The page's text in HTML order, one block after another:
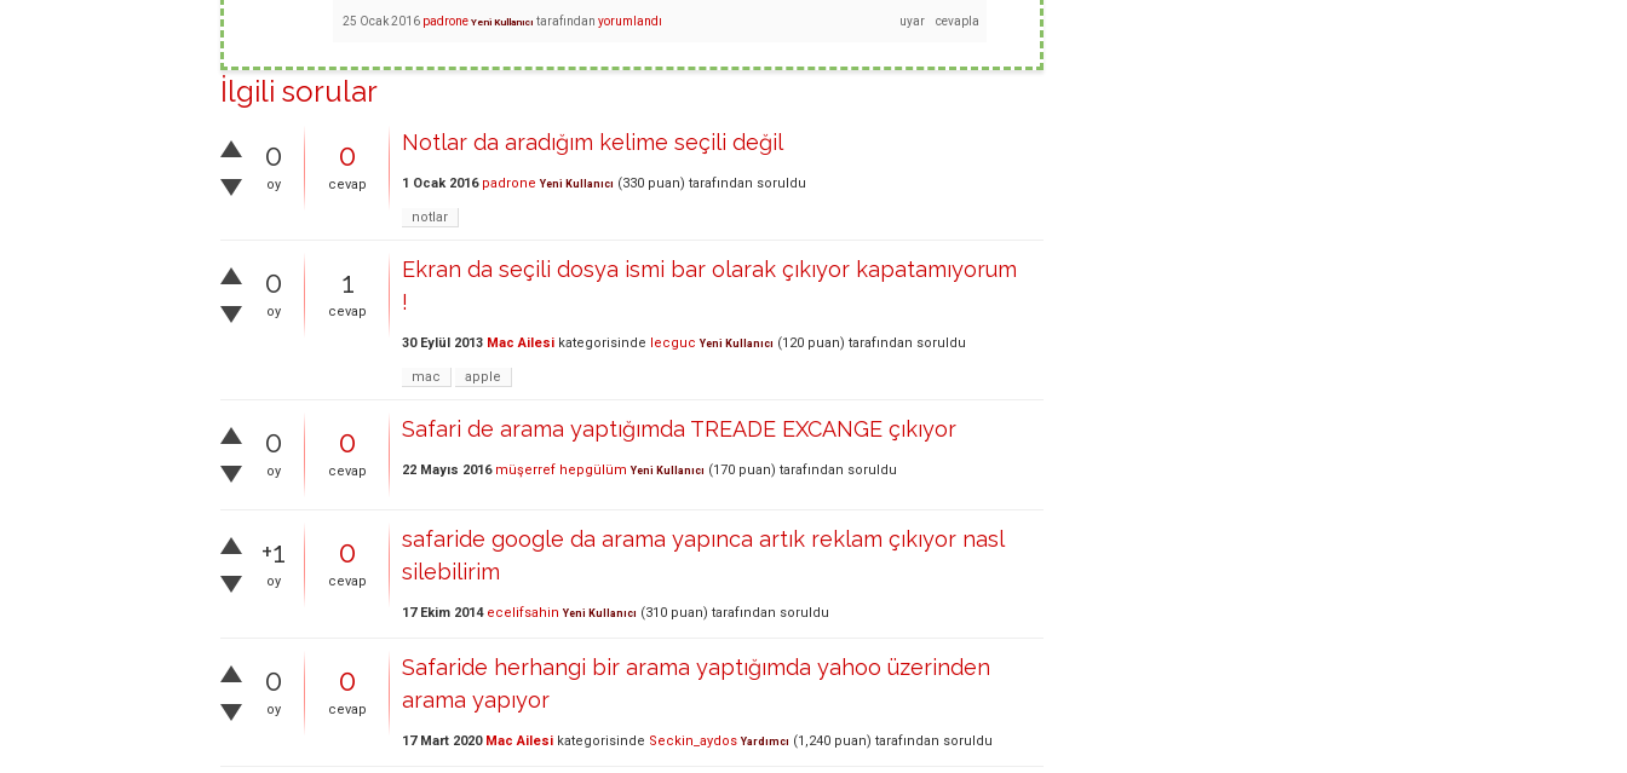
25 Ocak 2016 padrone Yeni Kullanıcı tarafından yorumlandı
İlgili sorular
0
oy
0
cevap
Notlar da aradığım kelime seçili değil
1 Ocak 2016 padrone Yeni Kullanıcı (330 puan) tarafından soruldu
notlar
0
oy
1
cevap
Ekran da seçili dosya ismi bar olarak çıkıyor kapatamıyorum
!
30 Eylül 2013 Mac Ailesi kategorisinde lecguc Yeni Kullanıcı (120 puan) tarafından soruldu
mac apple
0
oy
0
cevap
Safari de arama yaptığımda TREADE EXCANGE çıkıyor
22 Mayıs 2016 müşerref hepgülüm Yeni Kullanıcı (170 puan) tarafından soruldu
+1
oy
0
cevap
safaride google da arama yapınca artık reklam çıkıyor nasl
silebilirim
17 Ekim 2014 ecelifsahin Yeni Kullanıcı (310 puan) tarafından soruldu
0
oy
0
cevap
Safaride herhangi bir arama yaptığımda yahoo üzerinden
arama yapıyor
17 Mart 2020 Mac Ailesi kategorisinde Seckin_aydos Yardımcı (1,240 puan) tarafından soruldu